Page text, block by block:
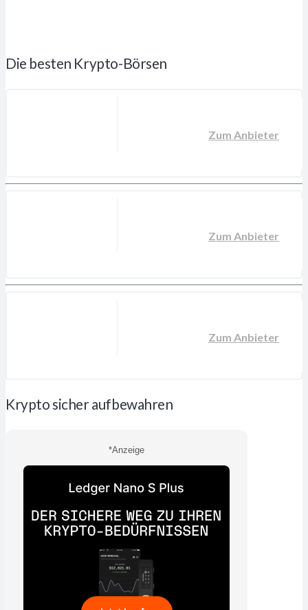
Die besten Krypto-Börsen
Zum Anbieter
Zum Anbieter
Zum Anbieter
Krypto sicher aufbewahren
*Anzeige